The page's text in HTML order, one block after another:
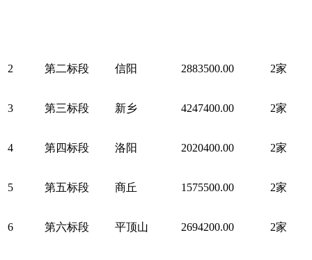
2 第二标段 信阳 2883500.00 2家
3 第三标段 新乡 4247400.00 2家
4 第四标段 洛阳 2020400.00 2家
5 第五标段 商丘 1575500.00 2家
6 第六标段 平顶山 2694200.00 2家